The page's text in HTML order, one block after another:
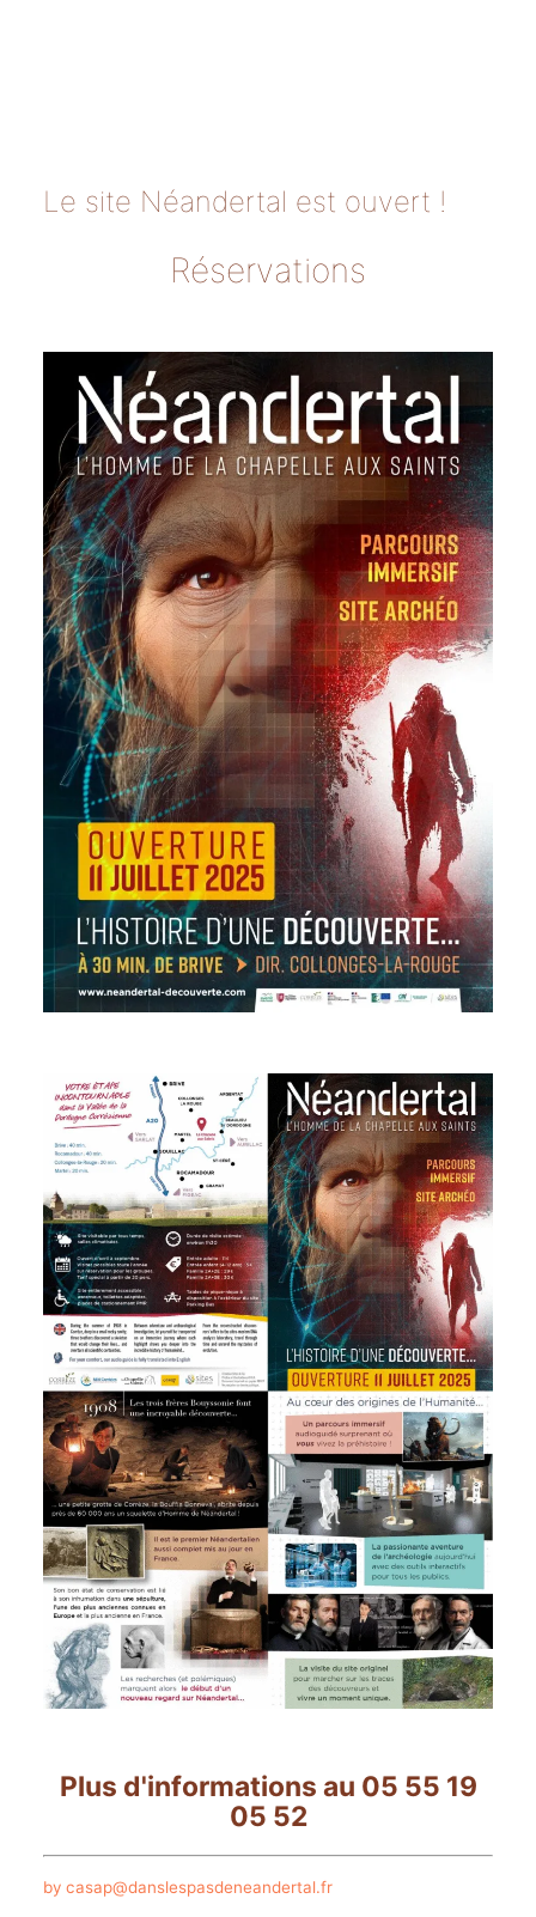
Le site Néandertal est ouvert !
Réservations
Plus d'informations au 05 55 19
05 52
by casap@danslespasdeneandertal.fr